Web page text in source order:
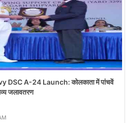
DSC A-24 Launch: कोलकाता में पांचवें
जलावतरण